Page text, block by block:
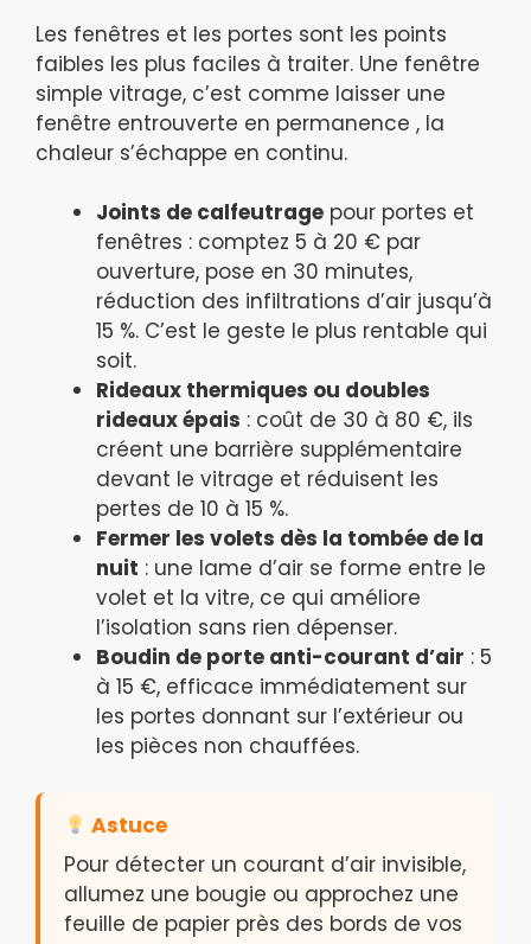
Les fenêtres et les portes sont les points
faibles les plus faciles à traiter. Une fenêtre
simple vitrage, c’est comme laisser une
fenêtre entrouverte en permanence , la
chaleur s’échappe en continu.
Joints de calfeutrage pour portes et
fenêtres : comptez 5 à 20 € par
ouverture, pose en 30 minutes,
réduction des infiltrations d’air jusqu’à
15 %. C’est le geste le plus rentable qui
soit.
Rideaux thermiques ou doubles
rideaux épais : coût de 30 à 80 €, ils
créent une barrière supplémentaire
devant le vitrage et réduisent les
pertes de 10 à 15 %.
Fermer les volets dès la tombée de la
nuit : une lame d’air se forme entre le
volet et la vitre, ce qui améliore
l’isolation sans rien dépenser.
Boudin de porte anti-courant d’air : 5
à 15 €, efficace immédiatement sur
les portes donnant sur l’extérieur ou
les pièces non chauffées.
Astuce
Pour détecter un courant d’air invisible,
allumez une bougie ou approchez une
feuille de papier près des bords de vos